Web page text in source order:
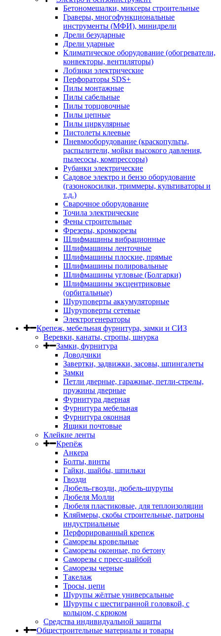
Бетономешалки, миксеры строительные
Граверы, многофункциональные
инструменты (МФИ), минидрели
Дрели безударные
Дрели ударные
Климатическое оборудование (обогреватели,
конвекторы, вентиляторы)
Лобзики электрические
Перфораторы SDS+
Пилы монтажные
Пилы сабельные
Пилы торцовочные
Пилы цепные
Пилы циркулярные
Пистолеты клеевые
Пневмооборудование (краскопульты,
распылители, мойки высокого давления,
пылесосы, компрессоры)
Рубанки электрические
Садовое электро и бензо оборудование
(газонокосилки, триммеры, культиваторы и
т.д.)
Сварочное оборудование
Точила электрические
Фены строительные
Фрезеры, кромкорезы
Шлифмашины вибрационные
Шлифмашины ленточные
Шлифмашины плоские, прямые
Шлифмашины полировальные
Шлифмашины угловые (Болгарки)
Шлифмашины эксцентриковые
(орбитальные)
Шуруповерты аккумуляторные
Шуруповерты сетевые
Электрогенераторы
Крепеж, мебельная фурнитура, замки и СИЗ
Веревки, канаты, стропы, шнурка
Замки, фурнитура
Доводчики
Завертки, задвижки, засовы, шпингалеты
Замки
Петли дверные, гаражные, петли-стрелы,
пружины дверные
Фурнитура дверная
Фурнитура мебельная
Фурнитура оконная
Ящики почтовые
Клейкие ленты
Крепёж
Анкера
Болты, винты
Гайки, шайбы, шпильки
Гвозди
Дюбель-гвозди, дюбель-шурупы
Дюбеля Молли
Дюбеля пластиковые, для теплоизоляции
Кляймеры, скобы строительные, патроны
индустриальные
Перфорированный крепеж
Саморезы кровельные
Саморезы оконные, по бетону
Саморезы с пресс-шайбой
Саморезы черные
Такелаж
Тросы, цепи
Шурупы жёлтые универсальные
Шурупы с шестигранной головкой, с
кольцом, с крюком
Средства индивидуальной защиты
Общестроительные материалы и товары